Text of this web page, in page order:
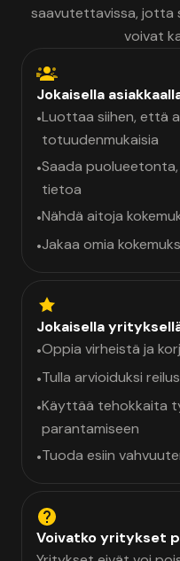
saavutettavissa, jotta
voivat
Jokaisella
•Luottaa siihen, että
totuudenmukaisia
•Saada
tietoa
•Nähdä aitoja
•Jakaa omia
Jokaisella
•Oppia virheistä ja
•Tulla arvioiduksi
•Käyttää tehokkaita
parantamiseen
•Tuoda esiin
Voivatko yritykset